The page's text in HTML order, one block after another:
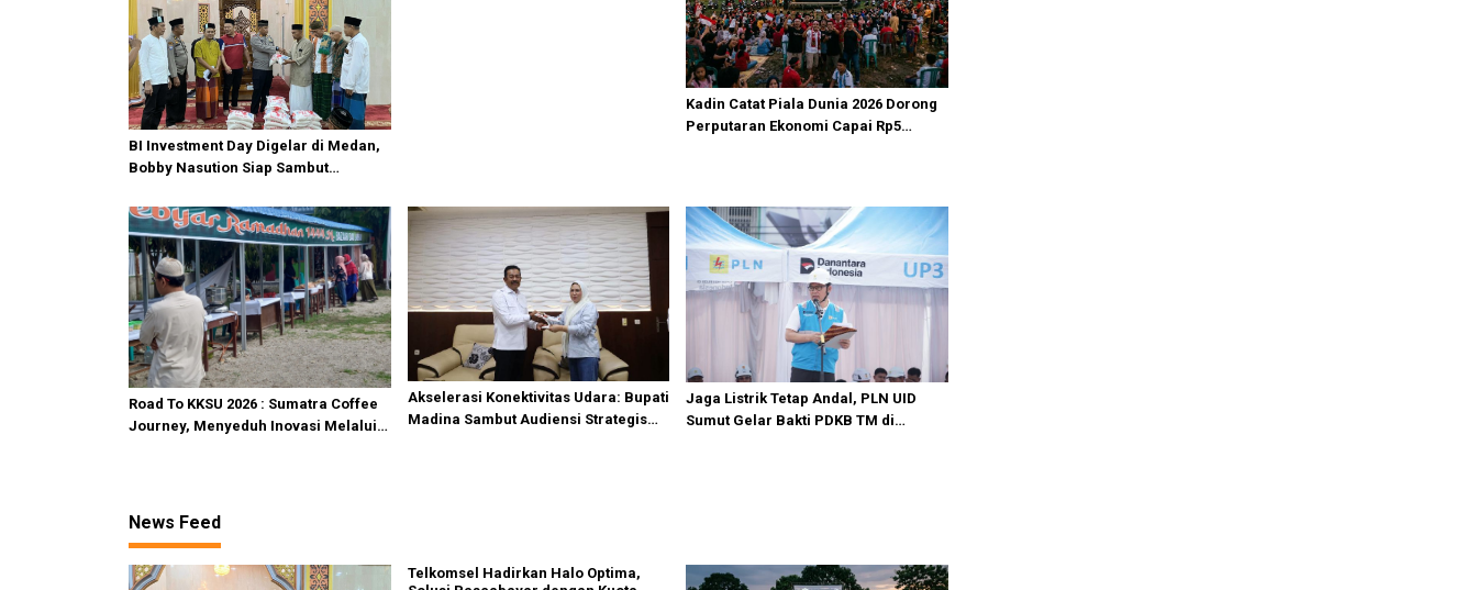
BI Investment Day Digelar di Medan,
Bobby Nasution Siap Sambut
Penguatan Investasi
Kadin Catat Piala Dunia 2026 Dorong
Perputaran Ekonomi Capai Rp5
Road To KKSU 2026 : Sumatra Coffee
Journey, Menyeduh Inovasi Melalui
Akselerasi Konektivitas Udara: Bupati
Madina Sambut Audiensi Strategis
Jaga Listrik Tetap Andal, PLN UID
Sumut Gelar Bakti PDKB TM di
News Feed
Telkomsel Hadirkan Halo Optima,